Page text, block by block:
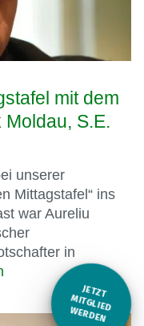
JETZT
M
ITGLIED W
ERDEN
mit dem
S.E.
unserer
Mittagstafel“ ins
war Aureliu
in